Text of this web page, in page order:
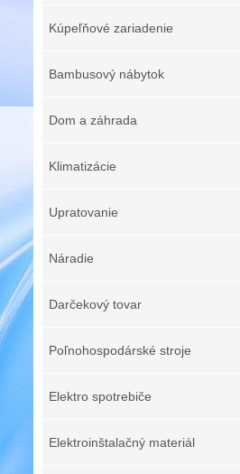
Kúpeľňové zariadenie
Bambusový nábytok
Dom a záhrada
Klimatizácie
Upratovanie
Náradie
Darčekový tovar
Poľnohospodárské stroje
Elektro spotrebiče
Elektroinštalačný materiál